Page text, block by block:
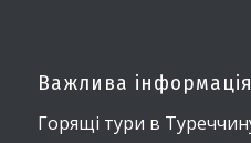
Важлива інформація
Горящі тури в